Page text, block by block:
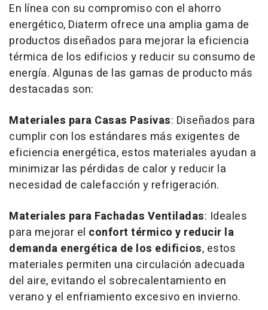
En línea con su compromiso con el ahorro
energético, Diaterm ofrece una amplia gama de
productos diseñados para mejorar la eficiencia
térmica de los edificios y reducir su consumo de
energía. Algunas de las gamas de producto más
destacadas son:
Materiales para Casas Pasivas: Diseñados para
cumplir con los estándares más exigentes de
eficiencia energética, estos materiales ayudan a
minimizar las pérdidas de calor y reducir la
necesidad de calefacción y refrigeración.
Materiales para Fachadas Ventiladas: Ideales
para mejorar el confort térmico y reducir la
demanda energética de los edificios, estos
materiales permiten una circulación adecuada
del aire, evitando el sobrecalentamiento en
verano y el enfriamiento excesivo en invierno.